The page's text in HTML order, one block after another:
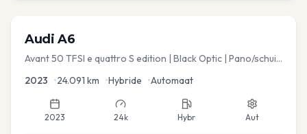
Audi A6
Avant 50 TFSI e quattro S edition | Black Optic | Pano/schuif
2023 •24.091 km •Hybride •Automaat
2023 24k Hybr Aut